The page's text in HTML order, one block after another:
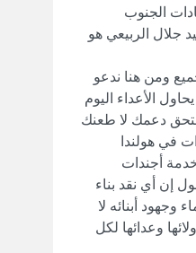
الجنوب
جلال الربيعي هو
ومن هنا ندعو
الأعداء اليوم
دعمك لا طعنك
في هولندا
أجندات
إن أي نقد بناء
أبنائه لا
وعدائها لكل